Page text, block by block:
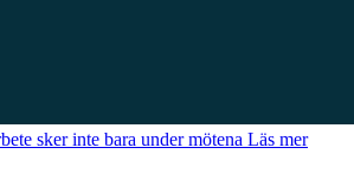
sker inte bara under mötena Läs mer